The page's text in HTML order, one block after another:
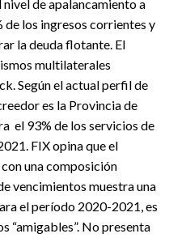
nivel de apalancamiento a
de los ingresos corrientes y
la deuda flotante. El
multilaterales
Según el actual perfil de
es la Provincia de
el 93% de los servicios de
FIX opina que el
una composición
vencimientos muestra una
el período 2020-2021, es
“amigables”. No presenta